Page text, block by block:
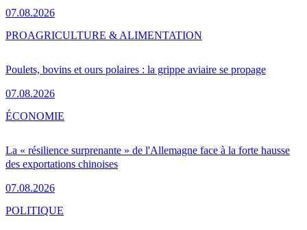
07.08.2026
Poulets, bovins et ours polaires : la grippe aviaire se propage
07.08.2026
PROAGRICULTURE & ALIMENTATION
La « résilience surprenante » de l'Allemagne face à la forte hausse
des exportations chinoises
07.08.2026
ÉCONOMIE
POLITIQUE